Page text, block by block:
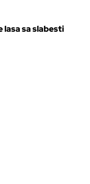
lasa sa slabesti